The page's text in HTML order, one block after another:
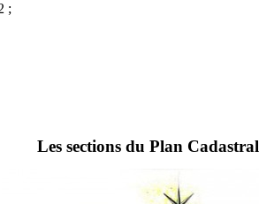
;
Les sections du Plan